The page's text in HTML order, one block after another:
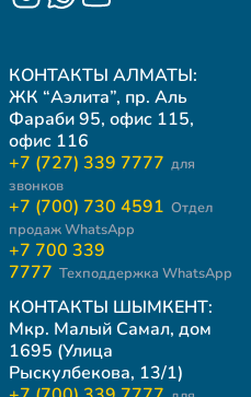
КОНТАКТЫ АЛМАТЫ:
ЖК “Аэлита”, пр. Аль
Фараби 95, офис 115,
офис 116
+7 (727) 339 7777 для
звонков
+7 (700) 730 4591 Отдел
продаж WhatsApp
+7 700 339
7777 Техподдержка WhatsApp
КОНТАКТЫ ШЫМКЕНТ:
Мкр. Малый Самал, дом
1695 (Улица
Рыскулбекова, 13/1)